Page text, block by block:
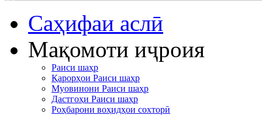
Cаҳифаи аслӣ
Мақомоти иҷроия
Раиси шаҳр
Қарорҳои Раиси шаҳр
Муовинони Раиси шаҳр
Дастгоҳи Раиси шаҳр
Роҳбарони воҳидҳои сохторӣ